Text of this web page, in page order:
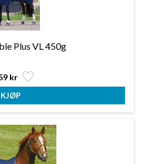
Plus VL 450g
kr